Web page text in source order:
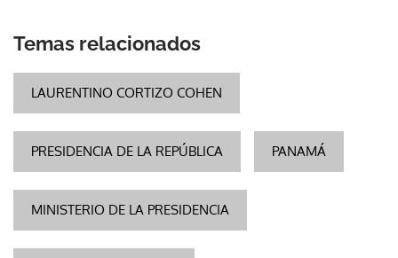
Temas relacionados
LAURENTINO CORTIZO COHEN
PRESIDENCIA DE LA REPÚBLICA PANAMÁ
MINISTERIO DE LA PRESIDENCIA